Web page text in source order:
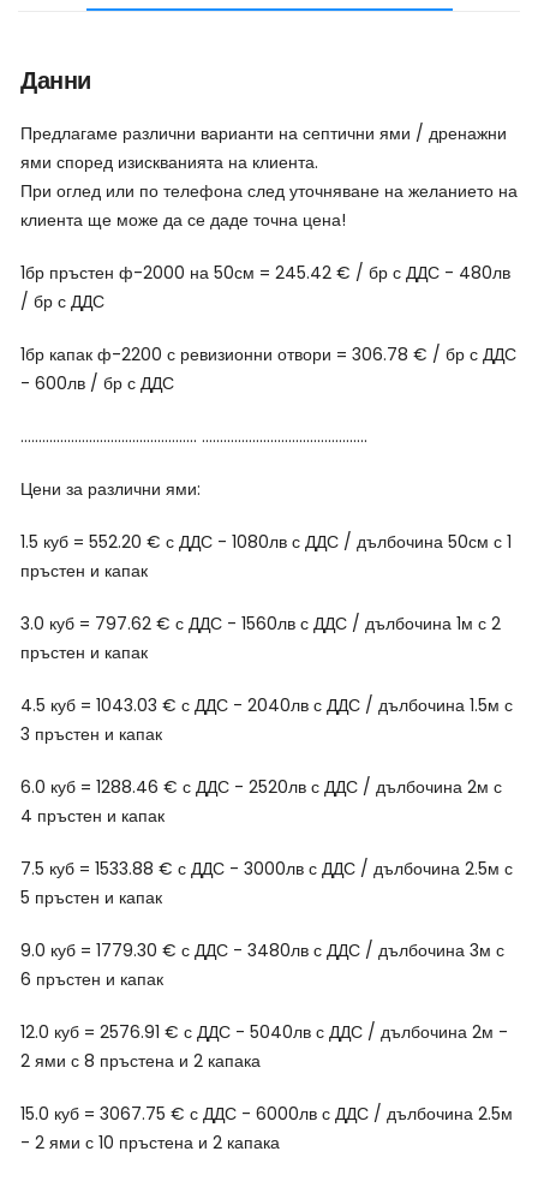
Данни
Предлагаме различни варианти на септични ями / дренажни
ями според изискванията на клиента.
При оглед или по телефона след уточняване на желанието на
клиента ще може да се даде точна цена!
1бр пръстен ф-2000 на 50см = 245.42 € / бр с ДДС - 480лв
/ бр с ДДС
1бр капак ф-2200 с ревизионни отвори = 306.78 € / бр с ДДС
- 600лв / бр с ДДС
................................................. ..............................................
Цени за различни ями:
1.5 куб = 552.20 € с ДДС - 1080лв с ДДС / дълбочина 50см с 1
пръстен и капак
3.0 куб = 797.62 € с ДДС - 1560лв с ДДС / дълбочина 1м с 2
пръстен и капак
4.5 куб = 1043.03 € с ДДС - 2040лв с ДДС / дълбочина 1.5м с
3 пръстен и капак
6.0 куб = 1288.46 € с ДДС - 2520лв с ДДС / дълбочина 2м с
4 пръстен и капак
7.5 куб = 1533.88 € с ДДС - 3000лв с ДДС / дълбочина 2.5м с
5 пръстен и капак
9.0 куб = 1779.30 € с ДДС - 3480лв с ДДС / дълбочина 3м с
6 пръстен и капак
12.0 куб = 2576.91 € с ДДС - 5040лв с ДДС / дълбочина 2м -
2 ями с 8 пръстена и 2 капака
15.0 куб = 3067.75 € с ДДС - 6000лв с ДДС / дълбочина 2.5м
- 2 ями с 10 пръстена и 2 капака